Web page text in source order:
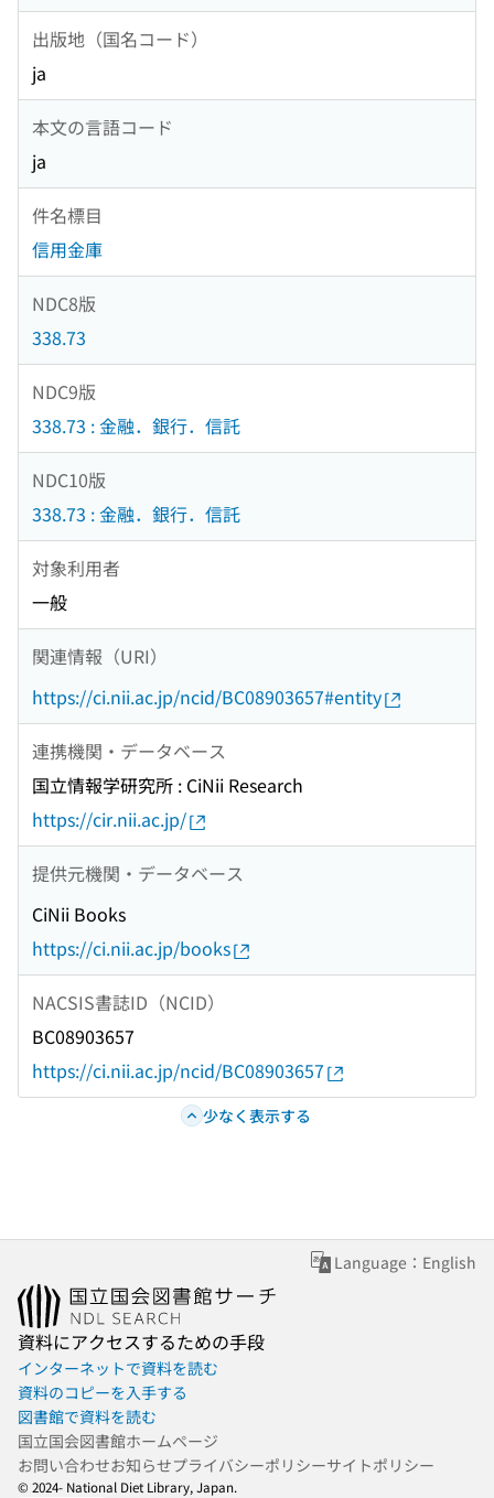
出版地（国名コード）
ja
本文の言語コード
ja
件名標目
信用金庫
NDC8版
338.73
NDC9版
338.73 : 金融．銀行．信託
NDC10版
338.73 : 金融．銀行．信託
対象利用者
一般
関連情報（URI）
https://ci.nii.ac.jp/ncid/BC08903657#entity
連携機関・データベース
国立情報学研究所 : CiNii Research
https://cir.nii.ac.jp/
提供元機関・データベース
CiNii Books
https://ci.nii.ac.jp/books
NACSIS書誌ID（NCID）
BC08903657
https://ci.nii.ac.jp/ncid/BC08903657
少なく表示する
Language：English
資料にアクセスするための手段
インターネットで資料を読む
資料のコピーを入手する
図書館で資料を読む
国立国会図書館ホームページ
お問い合わせお知らせプライバシーポリシーサイトポリシー
© 2024- National Diet Library, Japan.